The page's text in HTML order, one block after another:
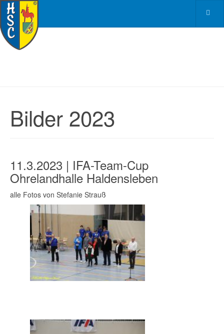
Bilder 2023
11.3.2023 | IFA-Team-Cup
Ohrelandhalle Haldensleben
alle Fotos von Stefanie Strauß